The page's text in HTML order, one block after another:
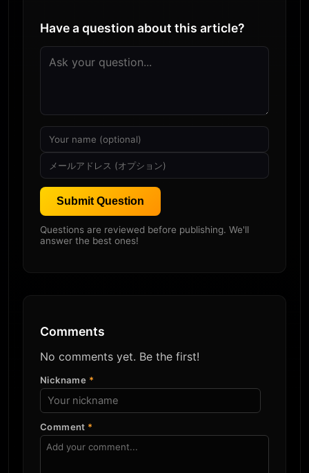
Have a question about this article?
Submit Question
Questions are reviewed before publishing. We'll
answer the best ones!
Comments
No comments yet. Be the first!
Nickname *
Comment *